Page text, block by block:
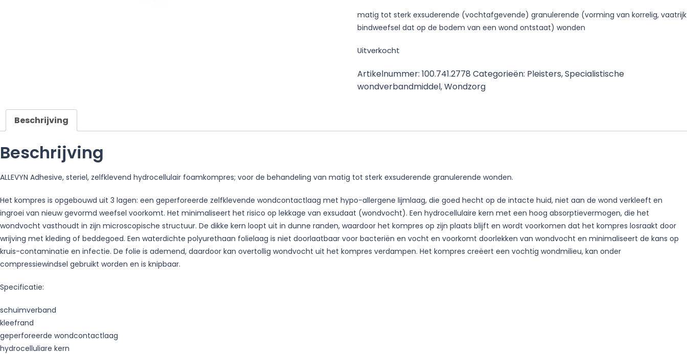
matig tot sterk exsuderende (vochtafgevende) granulerende (vorming van korrelig, vaatrijk
bindweefsel dat op de bodem van een wond ontstaat) wonden
Uitverkocht
Artikelnummer: 100.741.2778 Categorieën: Pleisters,Specialistische
wondverbandmiddel,Wondzorg
Beschrijving
Beschrijving
ALLEVYN Adhesive, steriel, zelfklevend hydrocellulair foamkompres; voor de behandeling van matig tot sterk exsuderende granulerende wonden.
Het kompres is opgebouwd uit 3 lagen: een geperforeerde zelfklevende wondcontactlaag met hypo-allergene lijmlaag, die goed hecht op de intacte huid, niet aan de wond verkleeft en
ingroei van nieuw gevormd weefsel voorkomt. Het minimaliseert het risico op lekkage van exsudaat (wondvocht). Een hydrocellulaire kern met een hoog absorptievermogen, die het
wondvocht vasthoudt in zijn microscopische structuur. De dikke kern loopt uit in dunne randen, waardoor het kompres op zijn plaats blijft en wordt voorkomen dat het kompres losraakt door
wrijving met kleding of beddegoed. Een waterdichte polyurethaan folielaag is niet doorlaatbaar voor bacteriën en vocht en voorkomt doorlekken van wondvocht en minimaliseert de kans op
kruis-contaminatie en infectie. De folie is ademend, daardoor kan overtollig wondvocht uit het kompres verdampen. Het kompres creëert een vochtig wondmilieu, kan onder
compressiewindsel gebruikt worden en is knipbaar.
Specificatie:
schuimverband
kleefrand
geperforeerde wondcontactlaag
hydrocelluliare kern